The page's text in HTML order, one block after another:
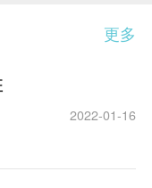
更多
2022-01-16